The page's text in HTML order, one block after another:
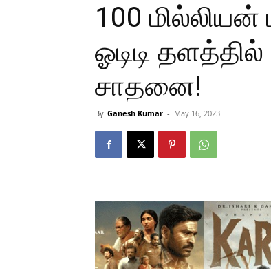
100 மில்லியன்
ஓடிடி
சாதனை!
By Ganesh Kumar - May 16, 2023